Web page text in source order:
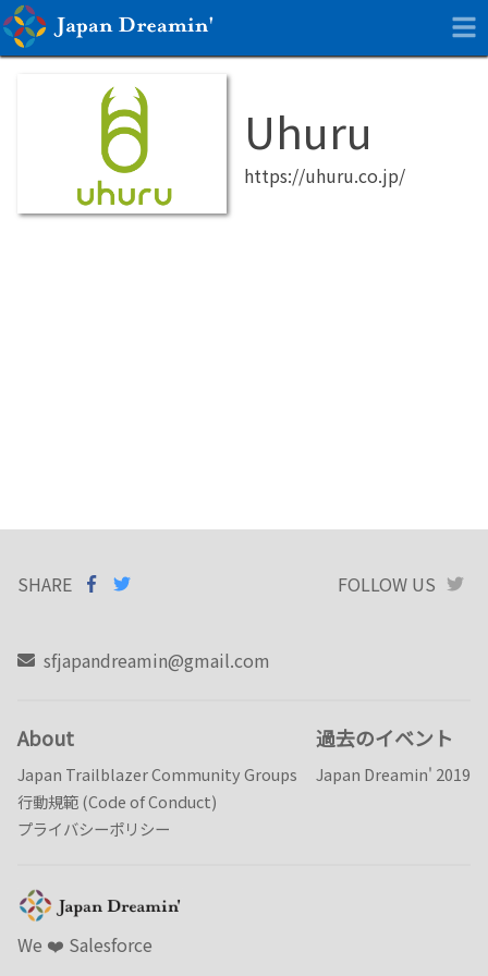
Uhuru
https://uhuru.co.jp/
SHARE
SHARE ON
FACEBOOK
FOLLOW US
sfjapandreamin@gmail.com
About
Japan Trailblazer Community Groups
行動規範 (Code of Conduct)
プライバシーポリシー
過去のイベント
Japan Dreamin' 2019
We ❤️️ Salesforce